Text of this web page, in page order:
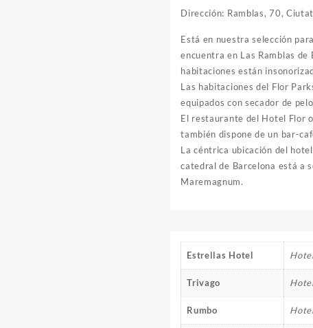
Dirección: Ramblas, 70,
Está en nuestra selección
encuentra en Las Ramblas
habitaciones están
Las habitaciones del Flor
equipados con secador de
El restaurante del Hotel Flor
también dispone de un bar-
La céntrica ubicación del
catedral de Barcelona está a
Maremagnum.
Estrellas Hotel
Trivago
Rumbo